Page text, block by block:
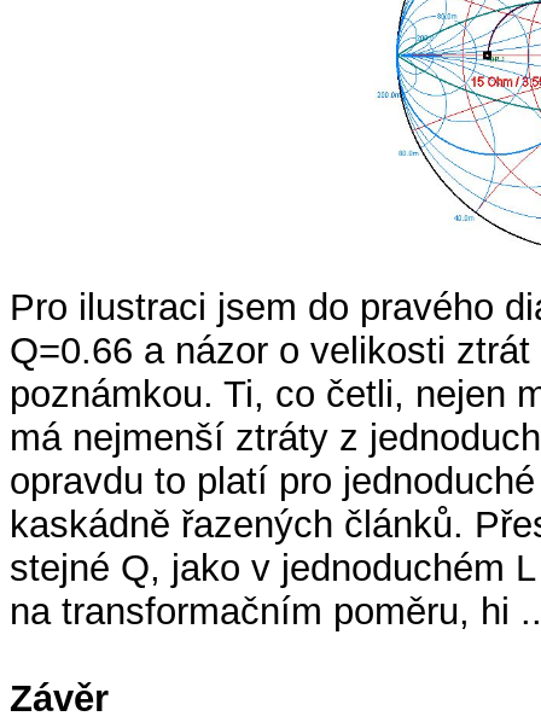
Pro ilustraci jsem do pravého
Q=0.66 a názor o velikosti
poznámkou. Ti, co četli, nejen
má nejmenší ztráty z
opravdu to platí pro
kaskádně řazených článků.
stejné Q, jako v jednoduchém
na transformačním poměru, hi
Závěr